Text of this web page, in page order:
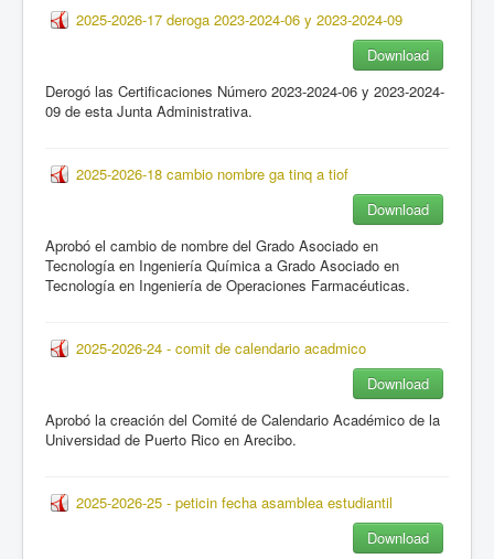
2025-2026-17 deroga 2023-2024-06 y 2023-2024-09
Download
Derogó las Certificaciones Número 2023-2024-06 y 2023-2024-
09 de esta Junta Administrativa.
2025-2026-18 cambio nombre ga tinq a tiof
Download
Aprobó el cambio de nombre del Grado Asociado en
Tecnología en Ingeniería Química a Grado Asociado en
Tecnología en Ingeniería de Operaciones Farmacéuticas.
2025-2026-24 - comit de calendario acadmico
Download
Aprobó la creación del Comité de Calendario Académico de la
Universidad de Puerto Rico en Arecibo.
2025-2026-25 - peticin fecha asamblea estudiantil
Download